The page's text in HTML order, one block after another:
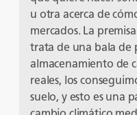
u otra acerca de
mercados. La
trata de una bala de
almacenamiento de
reales, los
suelo, y esto es una